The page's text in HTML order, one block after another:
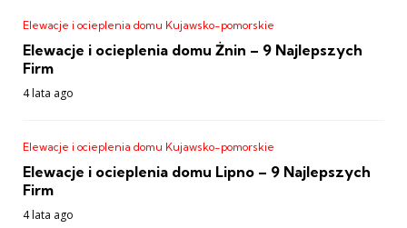
Elewacje i ocieplenia domu Kujawsko-pomorskie
Elewacje i ocieplenia domu Żnin – 9 Najlepszych
Firm
4 lata ago
Elewacje i ocieplenia domu Kujawsko-pomorskie
Elewacje i ocieplenia domu Lipno – 9 Najlepszych
Firm
4 lata ago